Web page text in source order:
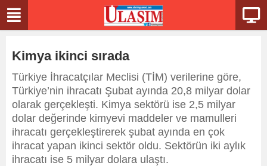
Kimya ikinci sırada
Türkiye İhracatçılar Meclisi (TİM) verilerine göre,
Türkiye’nin ihracatı Şubat ayında 20,8 milyar dolar
olarak gerçekleşti. Kimya sektörü ise 2,5 milyar
dolar değerinde kimyevi maddeler ve mamulleri
ihracatı gerçekleştirerek şubat ayında en çok
ihracat yapan ikinci sektör oldu. Sektörün iki aylık
ihracatı ise 5 milyar dolara ulaştı.